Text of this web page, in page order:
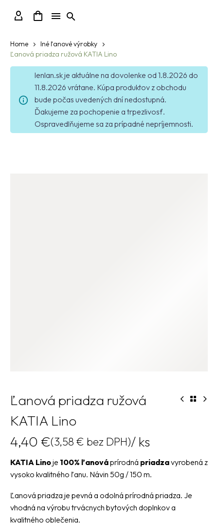
Home
Iné ľanové výrobky
Ľanová priadza ružová KATIA Lino
lenlan.sk je aktuálne na dovolenke od 1.8.2026 do
11.8.2026 vrátane. Kúpa produktov z obchodu
bude počas uvedených dní nedostupná.
Ďakujeme za pochopenie a trpezlivosť.
Ospravedlňujeme sa za prípadné nepríjemnosti.
Ľanová priadza ružová
KATIA Lino
4,40 €(3,58 € bez DPH)/ ks
KATIA Linoje 100% ľanováprírodná priadzavyrobená z
vysoko kvalitného ľanu. Návin 50g / 150 m.
Ľanová priadza je pevná a odolná prírodná priadza. Je
vhodná na výrobu trvácnych bytových doplnkov a
kvalitného oblečenia.